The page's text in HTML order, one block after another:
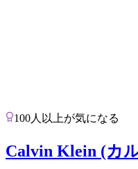
100人以上が気になる
Calvin Klein (カ